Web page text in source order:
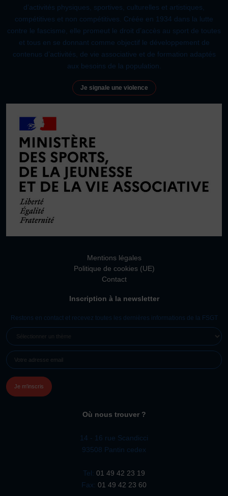
d’activités physiques, sportives, culturelles et artistiques,
compétitives et non compétitives. Créée en 1934 dans la lutte
contre le fascisme, elle promeut le droit d’accès au sport de toutes
et tous en se donnant comme objectif le développement de
contenus d’activités, de vie associative et de formation adaptés
aux besoins de la population.
Je signale une violence
Mentions légales
Politique de cookies (UE)
Contact
Inscription à la newsletter
Restons en contact et recevez toutes les dernières informations de la FSGT
UN
(NÉCESSAIRE)
MAIL
Où nous trouver ?
14 - 16 rue Scandicci
93508 Pantin cedex
Tel: 01 49 42 23 19
Fax: 01 49 42 23 60